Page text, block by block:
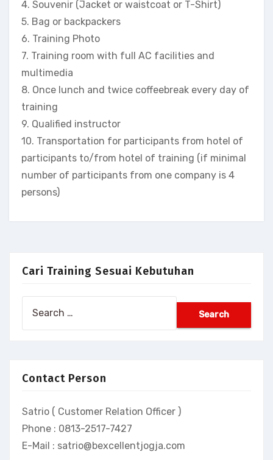
4. Souvenir (Jacket or waistcoat or T-Shirt)
5. Bag or backpackers
6. Training Photo
7. Training room with full AC facilities and
multimedia
8. Once lunch and twice coffeebreak every day of
training
9. Qualified instructor
10. Transportation for participants from hotel of
participants to/from hotel of training (if minimal
number of participants from one company is 4
persons)
Cari Training Sesuai Kebutuhan
Contact Person
Satrio ( Customer Relation Officer )
Phone : 0813-2517-7427
E-Mail : satrio@bexcellentjogja.com